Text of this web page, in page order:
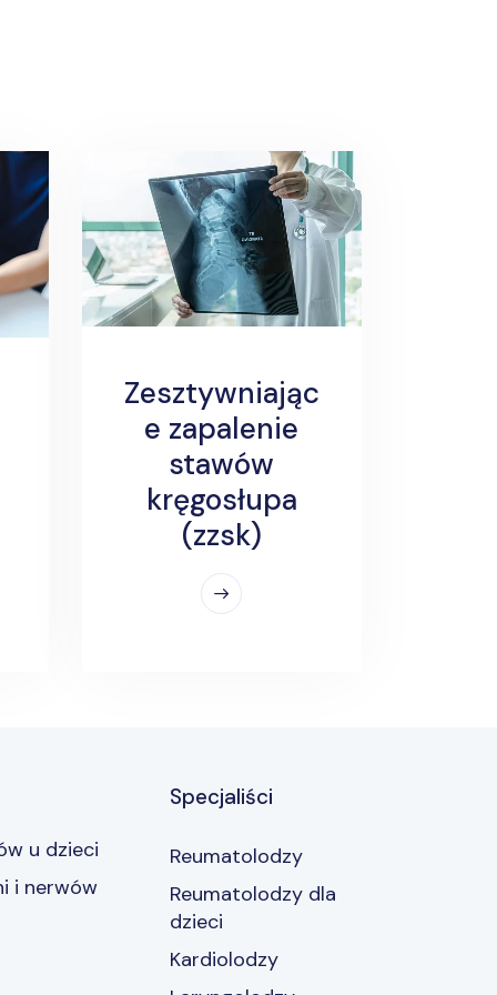
Zesztywniając
e zapalenie
stawów
kręgosłupa
(zzsk)
u dzieci
i nerwów
Specjaliści
Reumatolodzy
Reumatolodzy dla
dzieci
Kardiolodzy